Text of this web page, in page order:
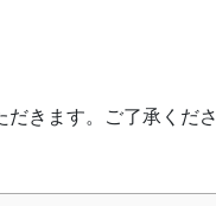
きます。ご了承くださ